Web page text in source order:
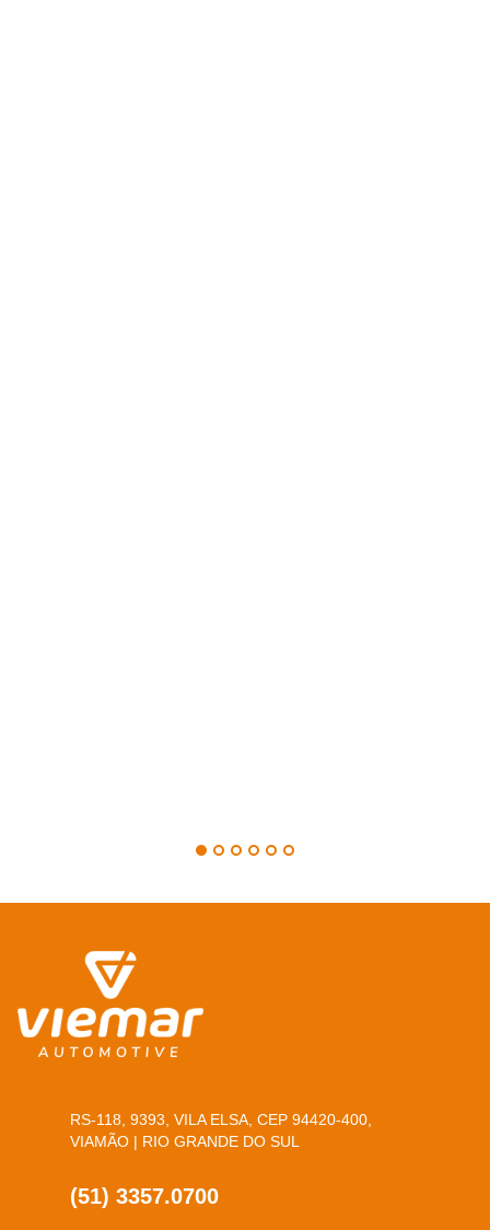
RS-118, 9393, VILA ELSA, CEP 94420-400,
VIAMÃO | RIO GRANDE DO SUL
(51) 3357.0700